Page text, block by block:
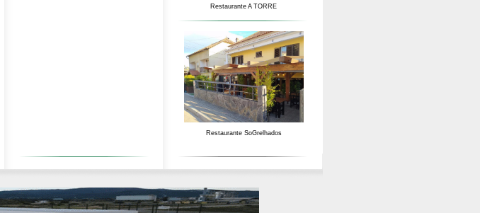
Restaurante A TORRE
Restaurante SoGrelhados